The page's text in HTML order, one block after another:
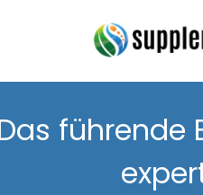
führende